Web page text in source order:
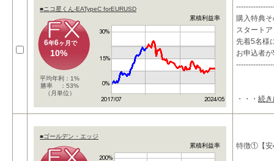
■ニコ星くん-EATypeC forEURUSD
累積利益率
6年6ヶ月で
10%
平均年利：1%
勝率 ：53%
（月単位）
購入特典
スタート
先着5名様
お申込者
・・・ 続
■ゴールデン・エッジ
累積利益率
特徴①【安